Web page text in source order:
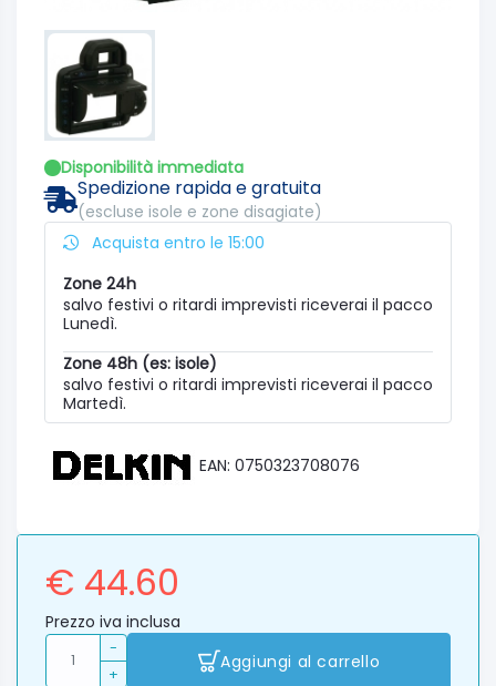
Disponibilità immediata
Spedizione rapida e gratuita
(escluse isole e zone disagiate)
Acquista entro le 15:00
Zone 24h
salvo festivi o ritardi imprevisti riceverai il pacco
Lunedì.
Zone 48h (es: isole)
salvo festivi o ritardi imprevisti riceverai il pacco
Martedì.
EAN: 0750323708076
€ 44.60
Prezzo iva inclusa
-
+
Aggiungi al carrello